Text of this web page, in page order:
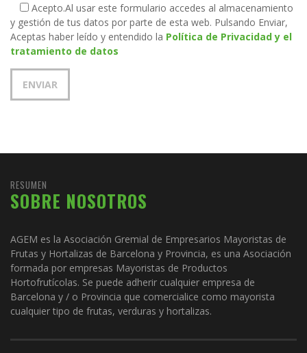
Acepto.Al usar este formulario accedes al almacenamiento
y gestión de tus datos por parte de esta web. Pulsando Enviar,
Aceptas haber leído y entendido la Política de Privacidad y el
tratamiento de datos
RESUMEN
SOBRE NOSOTROS
AGEM es la Asociación Gremial de Empresarios Mayoristas de
Frutas y Hortalizas de Barcelona y Provincia, es una Asociación
formada por empresas Mayoristas de Productos
Hortofrutícolas. Se puede adherir cualquier empresa de
Barcelona y / o Provincia que comercialice como mayorista
cualquier tipo de frutas, verduras y hortalizas.